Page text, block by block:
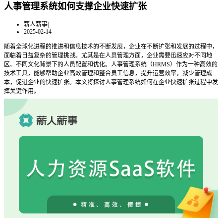
人事管理系统如何支撑企业快速扩张
薪人薪事|
2025-02-14
随着全球化进程的推进和信息技术的不断发展，企业在不断扩张和发展的过程中，
面临着日益复杂的管理挑战。尤其是在人员管理方面，企业需要迅速应对不同地
区、不同文化背景下的人员配置和优化。人事管理系统（HRMS）作为一种高效的
技术工具，能够帮助企业高效管理和整合员工信息，提升运营效率，减少管理成
本，促进企业的快速扩张。本文将探讨人事管理系统如何在企业快速扩张过程中发
挥关键作用。